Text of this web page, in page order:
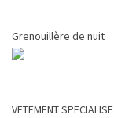
Grenouillère de nuit
VETEMENT SPECIALISE